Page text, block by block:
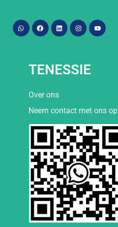
TENESSIE
Over ons
Neem contact met ons op